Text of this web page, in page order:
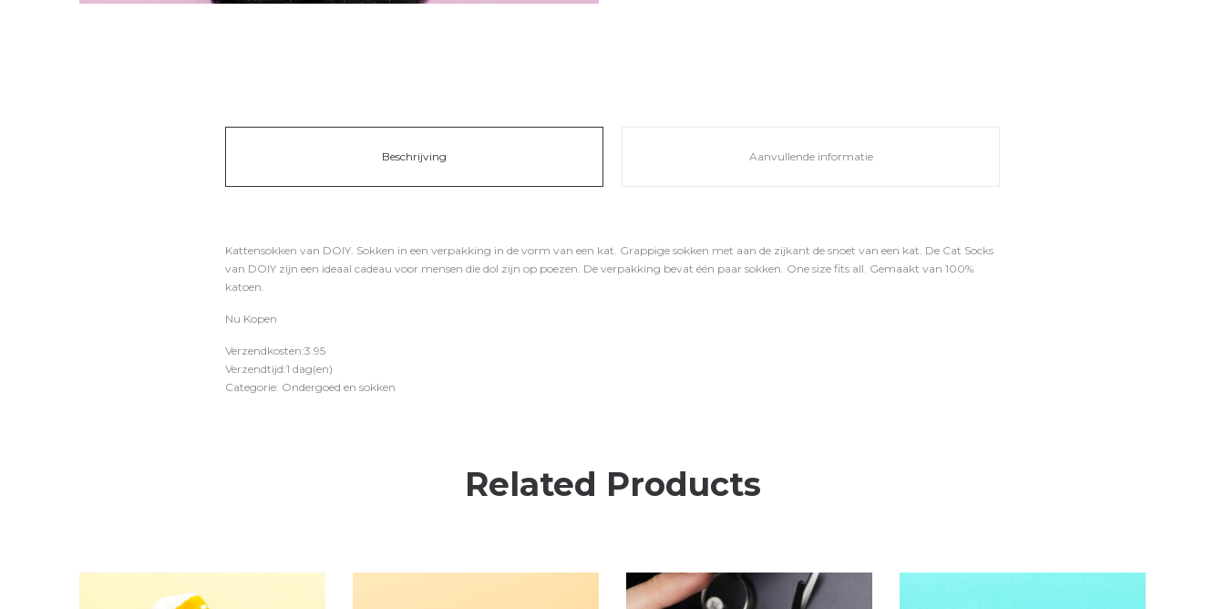
Beschrijving Aanvullende informatie
Kattensokken van DOIY. Sokken in een verpakking in de vorm van een kat. Grappige sokken met aan de zijkant de snoet van een kat. De Cat Socks
van DOIY zijn een ideaal cadeau voor mensen die dol zijn op poezen. De verpakking bevat één paar sokken. One size fits all. Gemaakt van 100%
katoen.
Nu Kopen
Verzendkosten:3.95
Verzendtijd:1 dag(en)
Categorie: Ondergoed en sokken
Related Products